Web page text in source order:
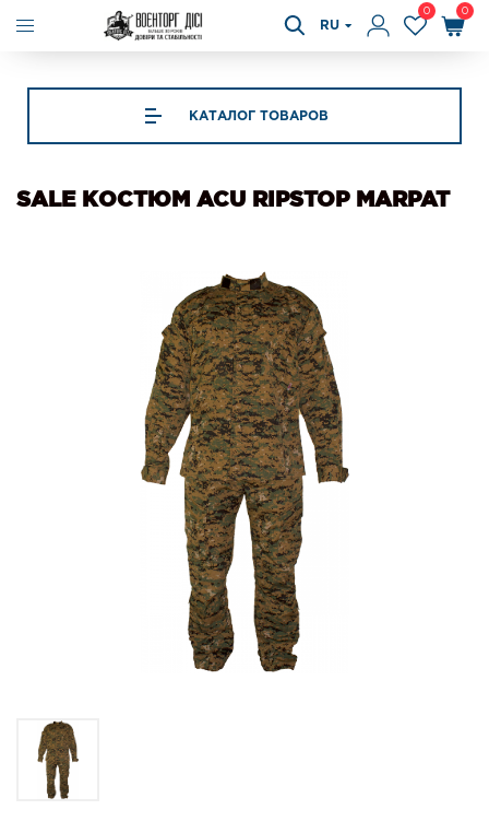
RU
0 0
КАТАЛОГ ТОВАРОВ
SALE КОСТЮМ ACU RIPSTOP MARPAT